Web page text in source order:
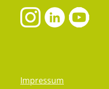
Impressum